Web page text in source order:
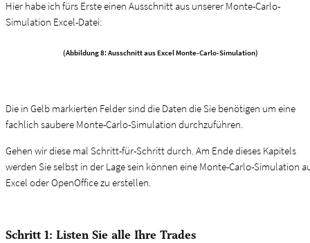
Hier habe ich fürs Erste einen Ausschnitt aus unserer Monte-Carlo-
Simulation Excel-Datei:
(Abbildung 8: Ausschnitt aus Excel Monte-Carlo-Simulation)
Die in Gelb markierten Felder sind die Daten die Sie benötigen um eine
fachlich saubere Monte-Carlo-Simulation durchzuführen.
Gehen wir diese mal Schritt-für-Schritt durch. Am Ende dieses Kapitels
werden Sie selbst in der Lage sein können eine Monte-Carlo-Simulation
Excel oder OpenOffice zu erstellen.
Schritt 1: Listen Sie alle Ihre Trades